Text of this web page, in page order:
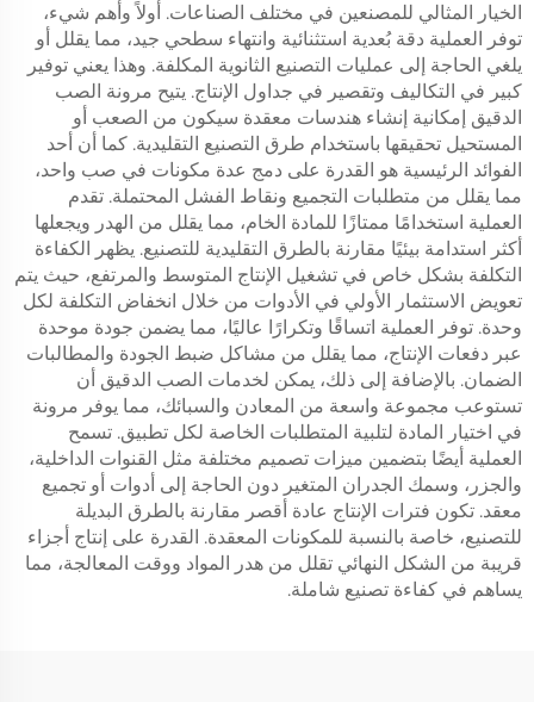
الخيار المثالي للمصنعين في مختلف الصناعات. أولاً وأهم شيء،
توفر العملية دقة بُعدية استثنائية وانتهاء سطحي جيد، مما يقلل أو
يلغي الحاجة إلى عمليات التصنيع الثانوية المكلفة. وهذا يعني توفير
كبير في التكاليف وتقصير في جداول الإنتاج. يتيح مرونة الصب
الدقيق إمكانية إنشاء هندسات معقدة سيكون من الصعب أو
المستحيل تحقيقها باستخدام طرق التصنيع التقليدية. كما أن أحد
الفوائد الرئيسية هو القدرة على دمج عدة مكونات في صب واحد،
مما يقلل من متطلبات التجميع ونقاط الفشل المحتملة. تقدم
العملية استخدامًا ممتازًا للمادة الخام، مما يقلل من الهدر ويجعلها
أكثر استدامة بيئيًا مقارنة بالطرق التقليدية للتصنيع. يظهر الكفاءة
التكلفة بشكل خاص في تشغيل الإنتاج المتوسط والمرتفع، حيث يتم
تعويض الاستثمار الأولي في الأدوات من خلال انخفاض التكلفة لكل
وحدة. توفر العملية اتساقًا وتكرارًا عاليًا، مما يضمن جودة موحدة
عبر دفعات الإنتاج، مما يقلل من مشاكل ضبط الجودة والمطالبات
الضمان. بالإضافة إلى ذلك، يمكن لخدمات الصب الدقيق أن
تستوعب مجموعة واسعة من المعادن والسبائك، مما يوفر مرونة
في اختيار المادة لتلبية المتطلبات الخاصة لكل تطبيق. تسمح
العملية أيضًا بتضمين ميزات تصميم مختلفة مثل القنوات الداخلية،
والجزر، وسمك الجدران المتغير دون الحاجة إلى أدوات أو تجميع
معقد. تكون فترات الإنتاج عادة أقصر مقارنة بالطرق البديلة
للتصنيع، خاصة بالنسبة للمكونات المعقدة. القدرة على إنتاج أجزاء
قريبة من الشكل النهائي تقلل من هدر المواد ووقت المعالجة، مما
يساهم في كفاءة تصنيع شاملة.